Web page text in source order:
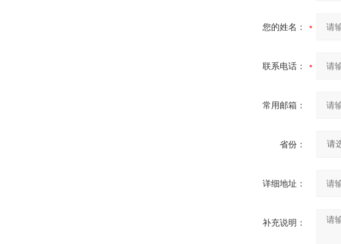
您的姓名：
联系电话：
常用邮箱：
省份：
详细地址：
补充说明：